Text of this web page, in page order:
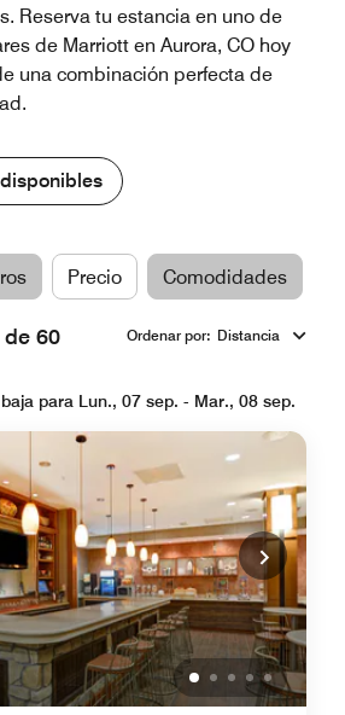
Reserva tu estancia en uno de
de Marriott en Aurora, CO hoy
una combinación perfecta de
Precio Comodidades
60
Ordenar por: Distancia
para Lun., 07 sep. - Mar., 08 sep.